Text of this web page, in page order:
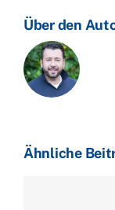
teurer
Über den
Ähnliche